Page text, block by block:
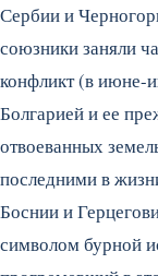
Сербии и
союзники заняли
конфликт (в июне-
Болгарией и ее
отвоеванных
последними в
Боснии и
символом бурной